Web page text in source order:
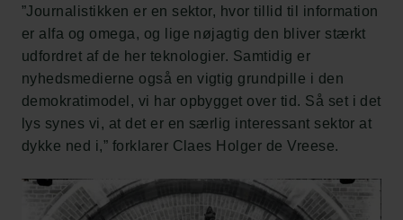
”Journalistikken er en sektor, hvor tillid til information
er alfa og omega, og lige nøjagtig den bliver stærkt
udfordret af de her teknologier. Samtidig er
nyhedsmedierne også en vigtig grundpille i den
demokratimodel, vi har opbygget over tid. Så set i det
lys synes vi, at det er en særlig interessant sektor at
dykke ned i,” forklarer Claes Holger de Vreese.